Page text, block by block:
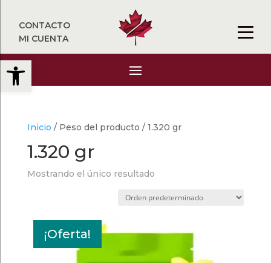
Abrir barra de herramientas
CONTACTO
MI CUENTA
Inicio / Peso del producto / 1.320 gr
1.320 gr
Mostrando el único resultado
¡Oferta!